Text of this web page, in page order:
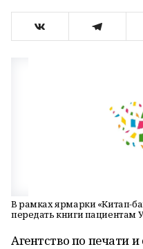
В рамках ярмарки «Китап-
передать книги пациентам
Агентство по печати